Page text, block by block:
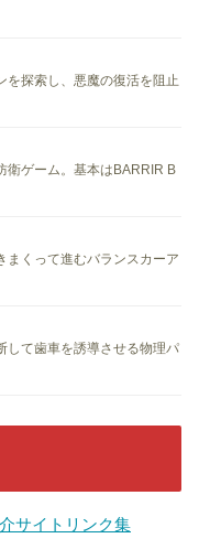
を探索し、悪魔の復活を阻止
衛ゲーム。基本はBARRIR B
まくって進むバランスカーア
して歯車を誘導させる物理パ
サイトリンク集